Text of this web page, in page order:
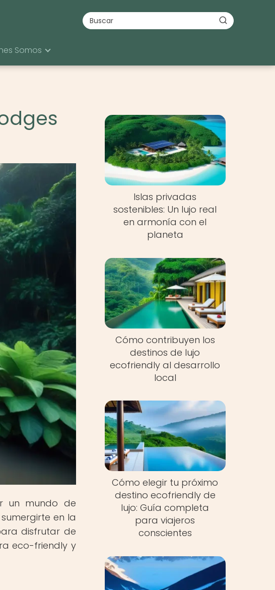
Somos
un mundo de
en la
disfrutar de
eco-friendly y
Islas privadas
sostenibles: Un lujo real
en armonía con el
planeta
Cómo contribuyen los
destinos de lujo
ecofriendly al desarrollo
local
Cómo elegir tu próximo
destino ecofriendly de
lujo: Guía completa
para viajeros
conscientes